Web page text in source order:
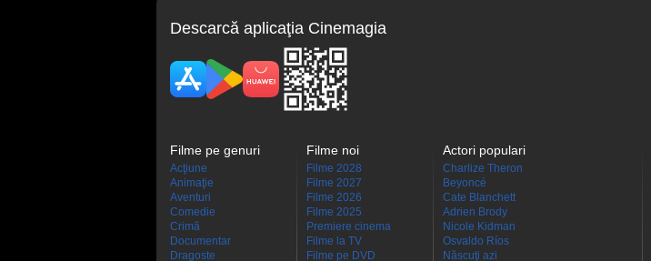
Descarcă aplicaţia Cinemagia
Filme pe genuri
Acţiune
Animaţie
Aventuri
Comedie
Crimă
Documentar
Dragoste
Filme noi
Filme 2028
Filme 2027
Filme 2026
Filme 2025
Premiere cinema
Filme la TV
Filme pe DVD
Actori populari
Charlize Theron
Beyoncé
Cate Blanchett
Adrien Brody
Nicole Kidman
Osvaldo Ríos
Născuţi azi